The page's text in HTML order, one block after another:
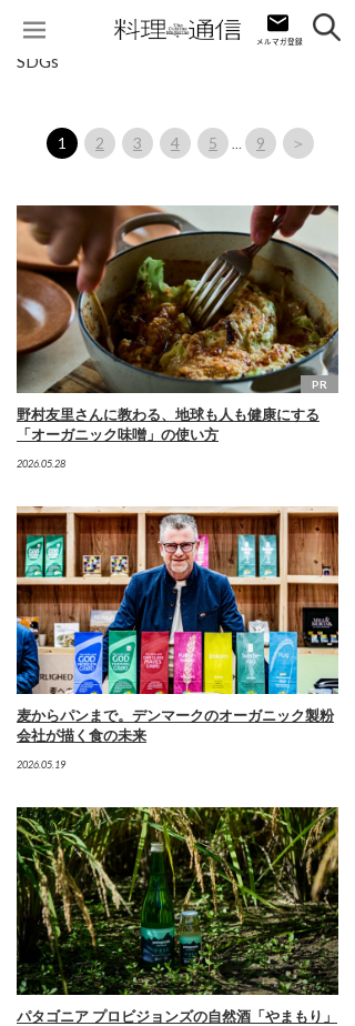
SDGs
1 2 3 4 5 … 9 ＞
PR
野村友里さんに教わる、地球も人も健康にする
「オーガニック味噌」の使い方
2026.05.28
麦からパンまで。デンマークのオーガニック製粉
会社が描く食の未来
2026.05.19
パタゴニア プロビジョンズの自然酒「やまもり」